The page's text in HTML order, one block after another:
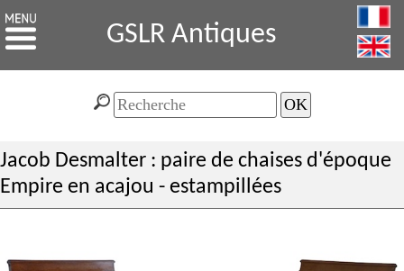
GSLR Antiques
Jacob Desmalter : paire de chaises d'époque
Empire en acajou - estampillées